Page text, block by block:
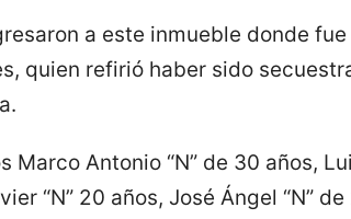
a este inmueble donde
quien refirió haber sido
Antonio “N” de 30 años,
“N” 20 años, José Ángel “N”